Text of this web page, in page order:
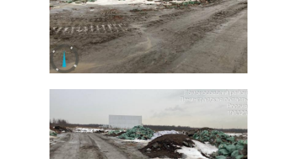
прочувствовать, что
же это такое - работа
на скорой",
- поделилась
медицинская сестра-
Всеволожской
подстанции скорой